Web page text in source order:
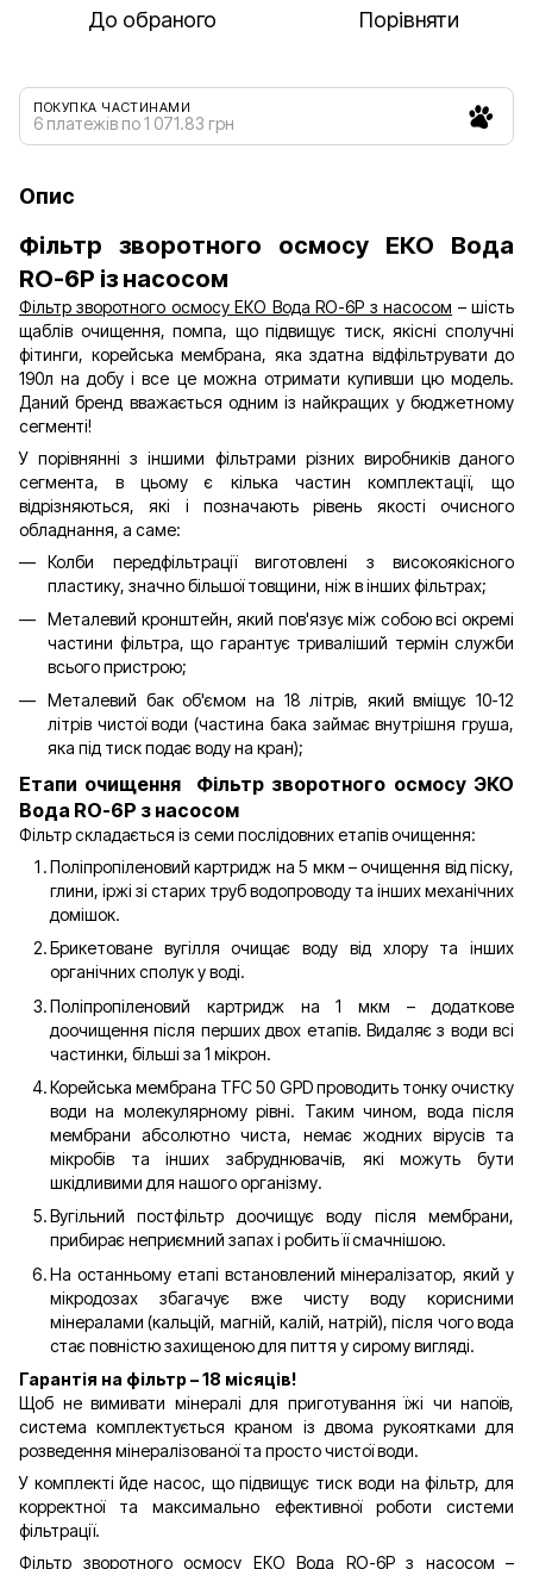
До обраного Порівняти
ПОКУПКА ЧАСТИНАМИ
6 платежів по 1 071.83 грн
Опис
Фільтр зворотного осмосу ЕКО Вода
RO-6P із насосом
Фільтр зворотного осмосу ЕКО Вода RO-6P з насосом – шість
щаблів очищення, помпа, що підвищує тиск, якісні сполучні
фітинги, корейська мембрана, яка здатна відфільтрувати до
190л на добу і все це можна отримати купивши цю модель.
Даний бренд вважається одним із найкращих у бюджетному
сегменті!
У порівнянні з іншими фільтрами різних виробників даного
сегмента, в цьому є кілька частин комплектації, що
відрізняються, які і позначають рівень якості очисного
обладнання, а саме:
Колби передфільтрації виготовлені з високоякісного
пластику, значно більшої товщини, ніж в інших фільтрах;
Металевий кронштейн, який пов'язує між собою всі окремі
частини фільтра, що гарантує триваліший термін служби
всього пристрою;
Металевий бак об'ємом на 18 літрів, який вміщує 10-12
літрів чистої води (частина бака займає внутрішня груша,
яка під тиск подає воду на кран);
Етапи очищення Фільтр зворотного осмосу ЭКО
Вода RO-6P з насосом
Фільтр складається із семи послідовних етапів очищення:
Поліпропіленовий картридж на 5 мкм – очищення від піску,
глини, іржі зі старих труб водопроводу та інших механічних
домішок.
Брикетоване вугілля очищає воду від хлору та інших
органічних сполук у воді.
Поліпропіленовий картридж на 1 мкм – додаткове
доочищення після перших двох етапів. Видаляє з води всі
частинки, більші за 1 мікрон.
Корейська мембрана TFC 50 GPD проводить тонку очистку
води на молекулярному рівні. Таким чином, вода після
мембрани абсолютно чиста, немає жодних вірусів та
мікробів та інших забруднювачів, які можуть бути
шкідливими для нашого організму.
Вугільний постфільтр доочищує воду після мембрани,
прибирає неприємний запах і робить її смачнішою.
На останньому етапі встановлений мінералізатор, який у
мікродозах збагачує вже чисту воду корисними
мінералами (кальцій, магній, калій, натрій), після чого вода
стає повністю захищеною для пиття у сирому вигляді.
Гарантія на фільтр – 18 місяців!
Щоб не вимивати мінералі для приготування їжі чи напоїв,
система комплектується краном із двома рукоятками для
розведення мінералізованої та просто чистої води.
У комплекті йде насос, що підвищує тиск води на фільтр, для
корректної та максимально ефективної роботи системи
фільтрації.
Фільтр зворотного осмосу ЕКО Вода RO-6P з насосом –